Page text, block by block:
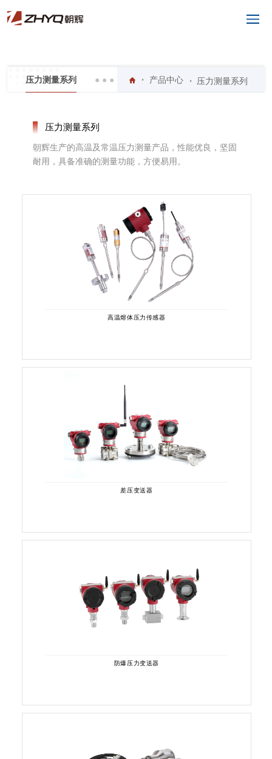
压力测量系列 ● ● ● 产品中心 压力测量系列
压力测量系列
朝辉生产的高温及常温压力测量产品，性能优良，坚固
耐用，具备准确的测量功能，方便易用。
高温熔体压力传感器
差压变送器
防爆压力变送器